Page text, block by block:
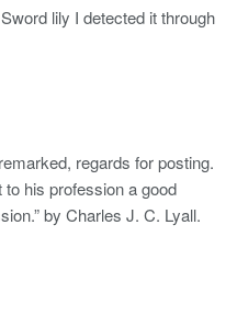
lily I detected it through
regards for posting.
his profession a good
by Charles J. C. Lyall.